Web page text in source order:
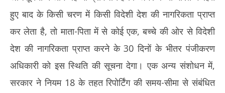
हुए बाद के किसी चरण में किसी विदेशी देश की नागरिकता प्राप्त
कर लेता है, तो माता-पिता में से कोई एक, बच्चे की ओर से विदेशी
देश की नागरिकता प्राप्त करने के 30 दिनों के भीतर पंजीकरण
अधिकारी को इस स्थिति की सूचना देगा। एक अन्य संशोधन में,
सरकार ने नियम 18 के तहत रिपोर्टिंग की समय-सीमा से संबंधित